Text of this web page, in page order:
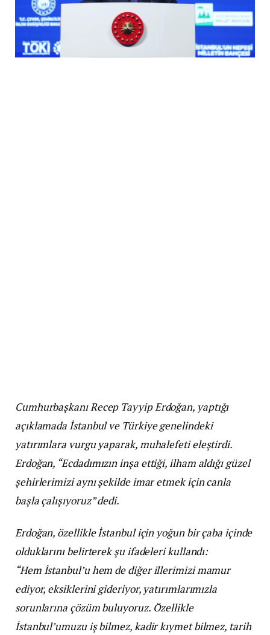
Cumhurbaşkanı Recep Tayyip Erdoğan, yaptığı
açıklamada İstanbul ve Türkiye genelindeki
yatırımlara vurgu yaparak, muhalefeti eleştirdi.
Erdoğan, “Ecdadımızın inşa ettiği, ilham aldığı güzel
şehirlerimizi aynı şekilde imar etmek için canla
başla çalışıyoruz” dedi.
Erdoğan, özellikle İstanbul için yoğun bir çaba içinde
olduklarını belirterek şu ifadeleri kullandı:
“Hem İstanbul’u hem de diğer illerimizi mamur
ediyor, eksiklerini gideriyor, yatırımlarımızla
sorunlarına çözüm buluyoruz. Özellikle
İstanbul’umuzu iş bilmez, kadir kıymet bilmez, tarih